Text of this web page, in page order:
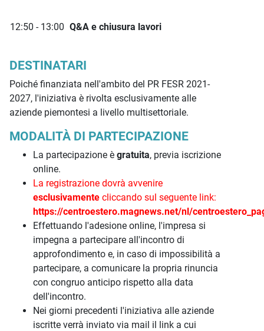
12:50 - 13:00 Q&A e chiusura lavori
DESTINATARI
Poiché finanziata nell'ambito del PR FESR 2021-
2027, l'iniziativa è rivolta esclusivamente alle
aziende piemontesi a livello multisettoriale.
MODALITÀ DI PARTECIPAZIONE
La partecipazione è gratuita, previa iscrizione
online.
La registrazione dovrà avvenire
esclusivamente cliccando sul seguente link:
https://centroestero.magnews.net/nl/
Effettuando l'adesione online, l'impresa si
impegna a partecipare all'incontro di
approfondimento e, in caso di impossibilità a
partecipare, a comunicare la propria rinuncia
con congruo anticipo rispetto alla data
dell'incontro.
Nei giorni precedenti l'iniziativa alle aziende
iscritte verrà inviato via mail il link a cui